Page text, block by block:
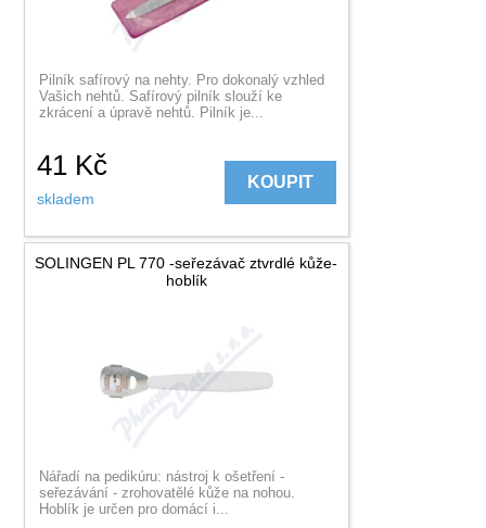
Pilník safírový na nehty. Pro dokonalý vzhled
Vašich nehtů. Safírový pilník slouží ke
zkrácení a úpravě nehtů. Pilník je...
41 Kč
skladem
KOUPIT
SOLINGEN PL 770 -seřezávač ztvrdlé kůže-
hoblík
Nářadí na pedikúru: nástroj k ošetření -
seřezávání - zrohovatělé kůže na nohou.
Hoblík je určen pro domácí i...